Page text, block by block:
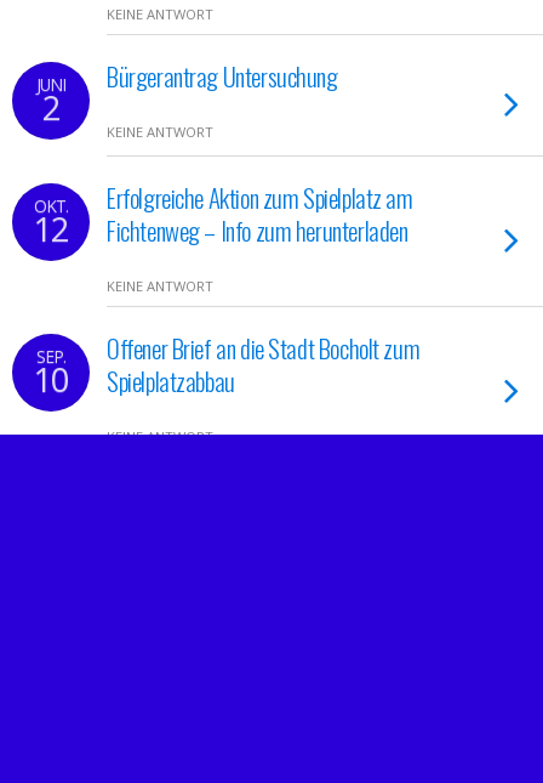
KEINE ANTWORT
JUNI
2
Bürgerantrag Untersuchung
KEINE ANTWORT
OKT.
12
Erfolgreiche Aktion zum Spielplatz am
Fichtenweg – Info zum herunterladen
KEINE ANTWORT
SEP.
10
Offener Brief an die Stadt Bocholt zum
Spielplatzabbau
KEINE ANTWORT